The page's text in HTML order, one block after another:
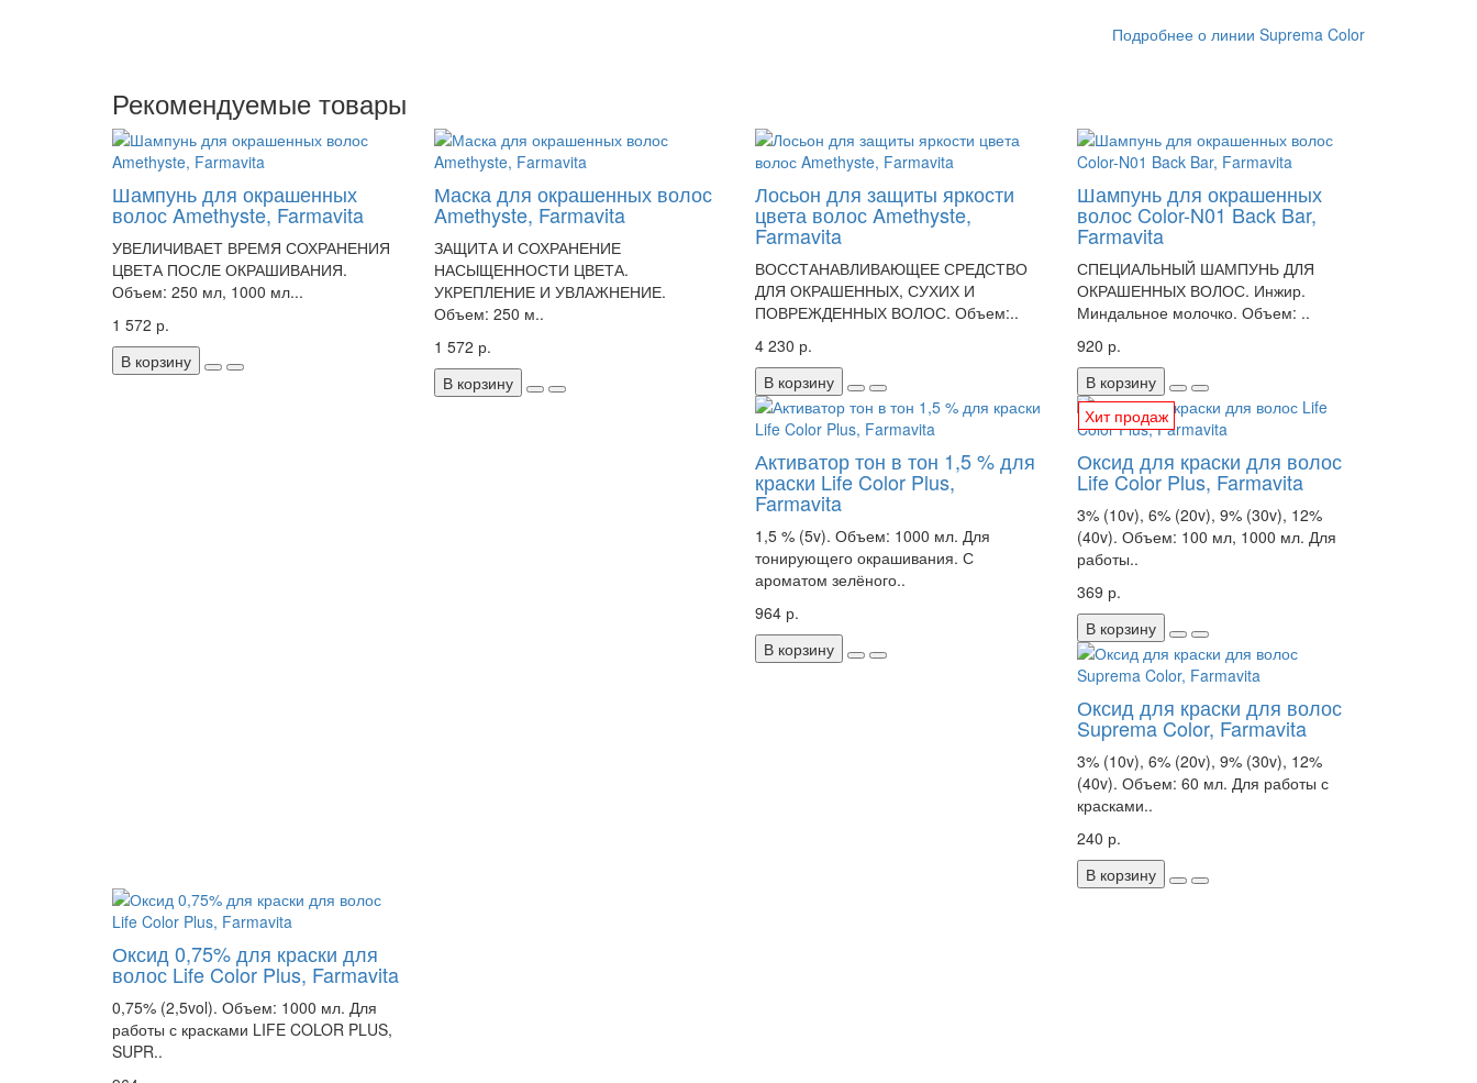
Подробнее о линии Suprema Color
Рекомендуемые товары
Шампунь для окрашенных
волос Amethyste, Farmavita
УВЕЛИЧИВАЕТ ВРЕМЯ СОХРАНЕНИЯ
ЦВЕТА ПОСЛЕ ОКРАШИВАНИЯ.
Объем: 250 мл, 1000 мл...
1 572 р.
В корзину
Маска для окрашенных волос
Amethyste, Farmavita
ЗАЩИТА И СОХРАНЕНИЕ
НАСЫЩЕННОСТИ ЦВЕТА.
УКРЕПЛЕНИЕ И УВЛАЖНЕНИЕ.
Объем: 250 м..
1 572 р.
В корзину
Лосьон для защиты яркости
цвета волос Amethyste,
Farmavita
ВОССТАНАВЛИВАЮЩЕЕ СРЕДСТВО
ДЛЯ ОКРАШЕННЫХ, СУХИХ И
ПОВРЕЖДЕННЫХ ВОЛОС. Объем:..
4 230 р.
В корзину
Шампунь для окрашенных
волос Color-N01 Back Bar,
Farmavita
СПЕЦИАЛЬНЫЙ ШАМПУНЬ ДЛЯ
ОКРАШЕННЫХ ВОЛОС. Инжир.
Миндальное молочко. Объем: ..
920 р.
В корзину
Активатор тон в тон 1,5 % для
краски Life Color Plus,
Farmavita
1,5 % (5v). Объем: 1000 мл. Для
тонирующего окрашивания. С
ароматом зелёного..
964 р.
В корзину
Хит продаж
Оксид для краски для волос
Life Color Plus, Farmavita
3% (10v), 6% (20v), 9% (30v), 12%
(40v). Объем: 100 мл, 1000 мл. Для
работы..
369 р.
В корзину
Оксид для краски для волос
Suprema Color, Farmavita
3% (10v), 6% (20v), 9% (30v), 12%
(40v). Объем: 60 мл. Для работы с
красками..
240 р.
В корзину
Оксид 0,75% для краски для
волос Life Color Plus, Farmavita
0,75% (2,5vol). Объем: 1000 мл. Для
работы с красками LIFE COLOR PLUS,
SUPR..